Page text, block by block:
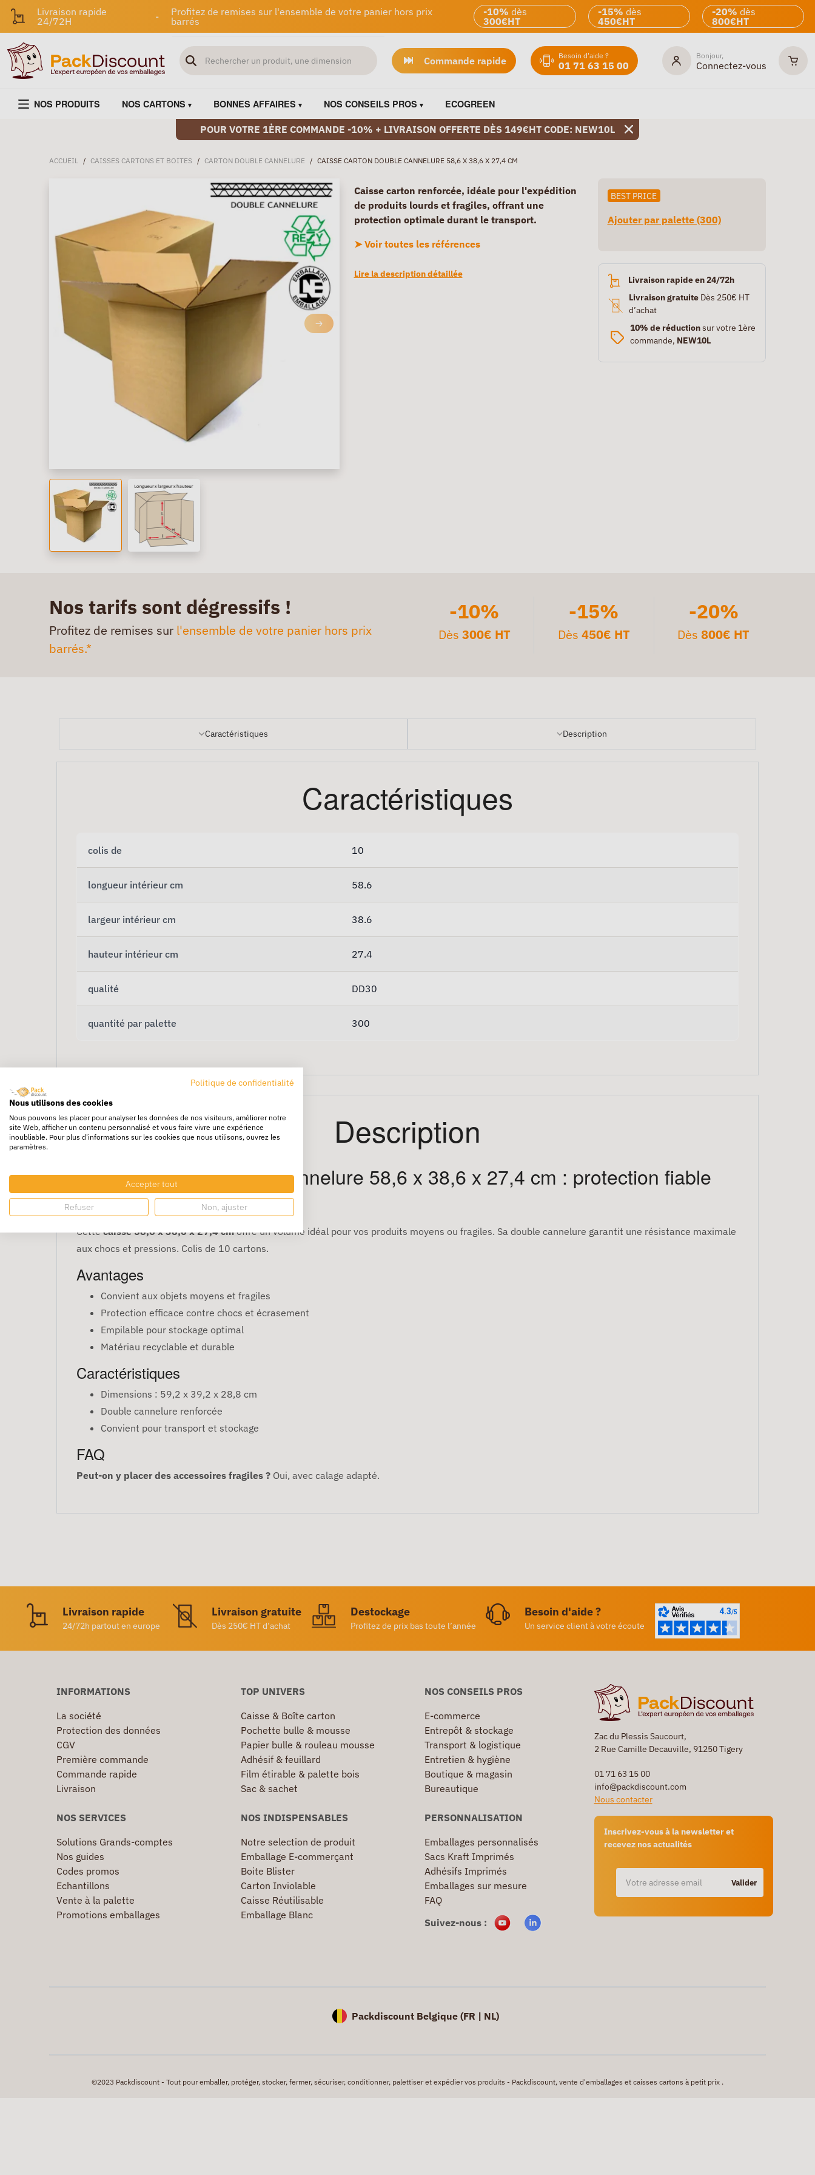
Livraison rapide
24/72H
-
Profitez de remises sur l'ensemble de votre panier hors prix
barrés
-10% dès
300€HT
-15% dès
450€HT
-20% dès
800€HT
Commande rapide Besoin d'aide ?
01 71 63 15 00
Bonjour,
Connectez-vous
NOS PRODUITS NOS CARTONS BONNES AFFAIRES NOS CONSEILS PROS ECOGREEN
POUR VOTRE 1ÈRE COMMANDE -10% + LIVRAISON OFFERTE DÈS 149€HT CODE: NEW10L
ACCUEIL / CAISSES CARTONS ET BOITES / CARTON DOUBLE CANNELURE / CAISSE CARTON DOUBLE CANNELURE 58,6 X 38,6 X 27,4 CM
Caisse carton renforcée, idéale pour l'expédition
de produits lourds et fragiles, offrant une
protection optimale durant le transport.
➤ Voir toutes les références
Lire la description détaillée
BEST PRICE
Ajouter par palette (300)
Livraison rapide en 24/72h
Livraison gratuiteDès 250€ HT
d’achat
10% de réductionsur votre 1ère
commande, NEW10L
Nos tarifs sont dégressifs !
Profitez de remises sur l'ensemble de votre panier hors prix
barrés.*
-10%
Dès 300€ HT
-15%
Dès 450€ HT
-20%
Dès800€ HT
Caractéristiques Description
Caractéristiques
colis de 10
longueur intérieur cm 58.6
largeur intérieur cm 38.6
hauteur intérieur cm 27.4
qualité DD30
quantité par palette 300
Description
Caisse Carton Double Cannelure 58,6 x 38,6 x 27,4 cm : protection fiable
pour objets moyens
Cettecaisse 58,6 x 38,6 x 27,4 cmoffre un volume idéal pour vos produits moyens ou fragiles. Sa double cannelure garantit une résistance maximale
aux chocs et pressions. Colis de 10 cartons.
Avantages
Convient aux objets moyens et fragiles
Protection efficace contre chocs et écrasement
Empilable pour stockage optimal
Matériau recyclable et durable
Caractéristiques
Dimensions : 59,2 x 39,2 x 28,8 cm
Double cannelure renforcée
Convient pour transport et stockage
FAQ
Peut-on y placer des accessoires fragiles ? Oui, avec calage adapté.
Livraison rapide
24/72h partout en europe
Livraison gratuite
Dès 250€ HT d’achat
Destockage
Profitez de prix bas toute l’année
Besoin d'aide ?
Un service client à votre écoute
Zac du Plessis Saucourt,
2 Rue Camille Decauville, 91250 Tigery
01 71 63 15 00
info@packdiscount.com
Nous contacter
Inscrivez-vous à la newsletter et
recevez nos actualités
Valider
INFORMATIONS
La société
Protection des données
CGV
Première commande
Commande rapide
Livraison
TOP UNIVERS
Caisse & Boîte carton
Pochette bulle & mousse
Papier bulle & rouleau mousse
Adhésif & feuillard
Film étirable & palette bois
Sac & sachet
NOS CONSEILS PROS
E-commerce
Entrepôt & stockage
Transport & logistique
Entretien & hygiène
Boutique & magasin
Bureautique
NOS SERVICES
Solutions Grands-comptes
Nos guides
Codes promos
Echantillons
Vente à la palette
Promotions emballages
NOS INDISPENSABLES
Notre selection de produit
Emballage E-commerçant
Boite Blister
Carton Inviolable
Caisse Réutilisable
Emballage Blanc
PERSONNALISATION
Emballages personnalisés
Sacs Kraft Imprimés
Adhésifs Imprimés
Emballages sur mesure
FAQ
Suivez-nous :
Packdiscount Belgique (FR | NL)
©2023 Packdiscount - Tout pour emballer, protéger, stocker, fermer, sécuriser, conditionner, palettiser et expédier vos produits - Packdiscount, vente d'emballages et caisses cartons à petit prix .
Politique de confidentialité
Nous utilisons des cookies
Nous pouvons les placer pour analyser les données de nos visiteurs, améliorer notre
site Web, afficher un contenu personnalisé et vous faire vivre une expérience
inoubliable. Pour plus d'informations sur les cookies que nous utilisons, ouvrez les
paramètres.
Accepter tout
Refuser Non, ajuster